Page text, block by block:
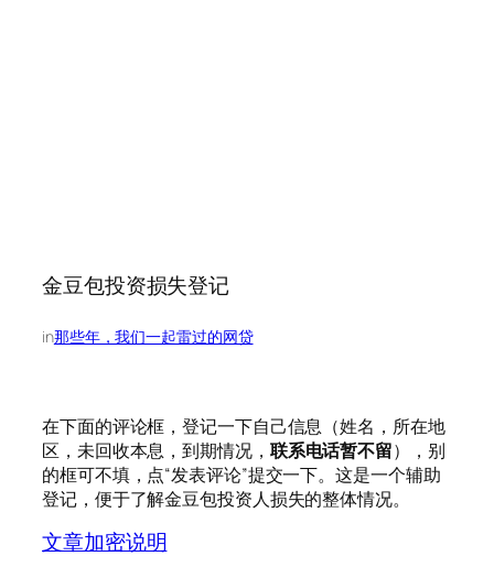
金豆包投资损失登记
in那些年，我们一起雷过的网贷
在下面的评论框，登记一下自己信息（姓名，所在地
区，未回收本息，到期情况， 联系电话暂不留），别
的框可不填，点“发表评论”提交一下。这是一个辅助
登记，便于了解金豆包投资人损失的整体情况。
文章加密说明